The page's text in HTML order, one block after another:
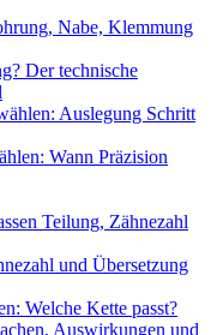
Nabe, Klemmung
Der technische
Auslegung Schritt
Wann Präzision
Teilung, Zähnezahl
und Übersetzung
Welche Kette passt?
Auswirkungen und